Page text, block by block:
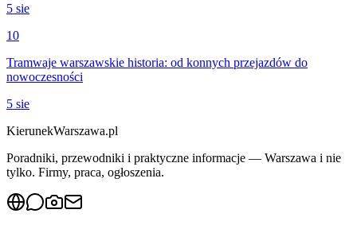
5 sie
10
Tramwaje warszawskie historia: od konnych przejazdów do
nowoczesności
5 sie
KierunekWarszawa.pl
Poradniki, przewodniki i praktyczne informacje — Warszawa i nie
tylko. Firmy, praca, ogłoszenia.